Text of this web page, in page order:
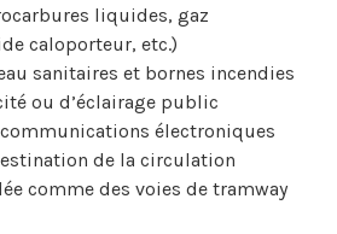
liquides, gaz
caloporteur, etc.)
sanitaires et bornes incendies
ou d’éclairage public
électroniques
de la circulation
comme des voies de tramway